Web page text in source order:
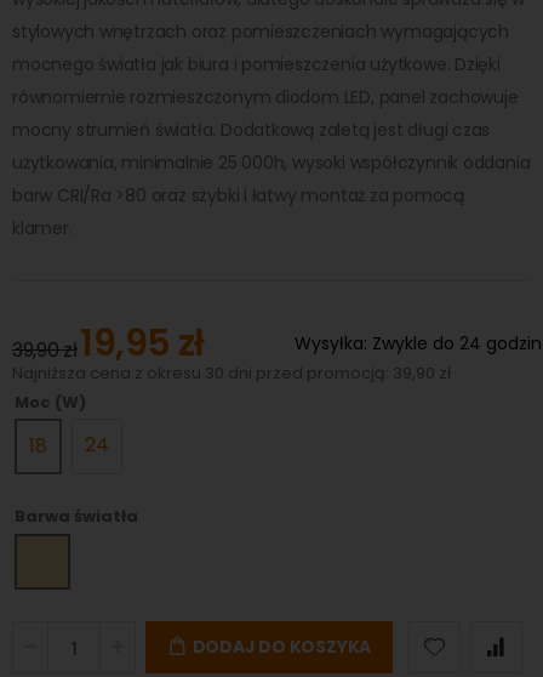
stylowych wnętrzach oraz pomieszczeniach wymagających
mocnego światła jak biura i pomieszczenia użytkowe. Dzięki
równomiernie rozmieszczonym diodom LED, panel zachowuje
mocny strumień światła. Dodatkową zaletą jest długi czas
użytkowania, minimalnie 25 000h, wysoki współczynnik oddania
barw CRI/Ra >80 oraz szybki i łatwy montaż za pomocą
klamer.
39,90 złSpecial
Price
19,95 zł Wysyłka: Zwykle do 24 godzin
Najniższa cena z okresu 30 dni przed promocją: 39,90 zł
Moc (W)
18 24
Barwa światła
DODAJ DO KOSZYKA